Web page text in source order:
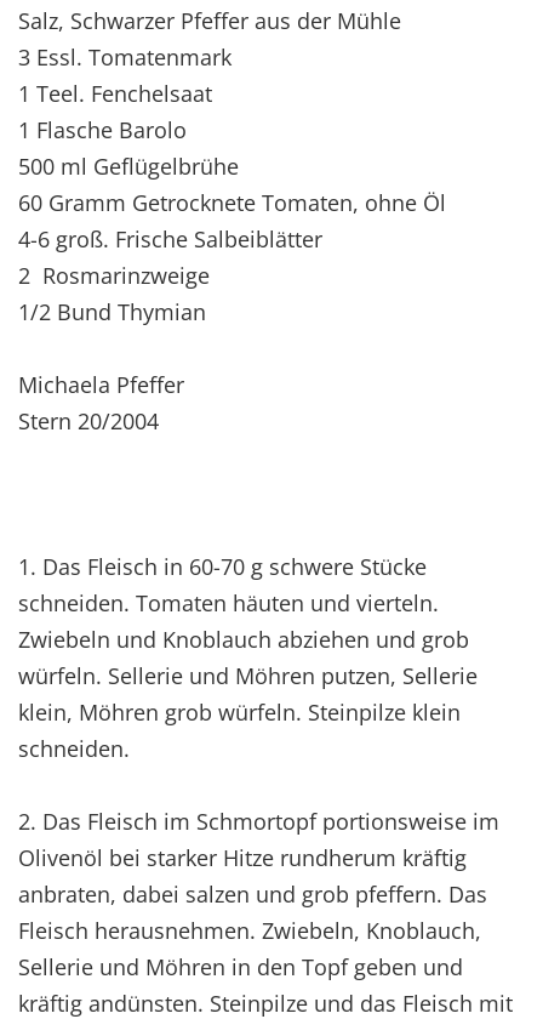
Salz, Schwarzer Pfeffer aus der Mühle
3 Essl. Tomatenmark
1 Teel. Fenchelsaat
1 Flasche Barolo
500 ml Geflügelbrühe
60 Gramm Getrocknete Tomaten, ohne Öl
4-6 groß. Frische Salbeiblätter
2 Rosmarinzweige
1/2 Bund Thymian
Michaela Pfeffer
Stern 20/2004
1. Das Fleisch in 60-70 g schwere Stücke
schneiden. Tomaten häuten und vierteln.
Zwiebeln und Knoblauch abziehen und grob
würfeln. Sellerie und Möhren putzen, Sellerie
klein, Möhren grob würfeln. Steinpilze klein
schneiden.
2. Das Fleisch im Schmortopf portionsweise im
Olivenöl bei starker Hitze rundherum kräftig
anbraten, dabei salzen und grob pfeffern. Das
Fleisch herausnehmen. Zwiebeln, Knoblauch,
Sellerie und Möhren in den Topf geben und
kräftig andünsten. Steinpilze und das Fleisch mit